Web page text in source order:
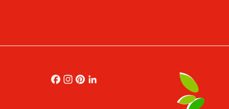
Facebook
Instagram
Pinterest